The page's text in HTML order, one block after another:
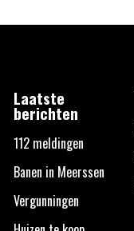
Laatste
berichten
112 meldingen
Banen in Meerssen
Vergunningen